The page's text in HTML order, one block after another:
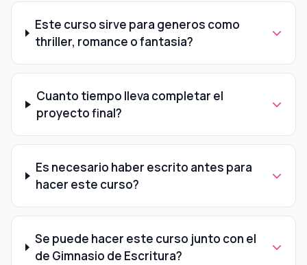
Este curso sirve para generos como
thriller, romance o fantasia?
Cuanto tiempo lleva completar el
proyecto final?
Es necesario haber escrito antes para
hacer este curso?
Se puede hacer este curso junto con el
de Gimnasio de Escritura?